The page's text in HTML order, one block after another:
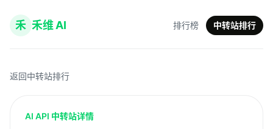
禾 禾维 AI 排行榜 中转站排行
返回中转站排行
AI API 中转站详情